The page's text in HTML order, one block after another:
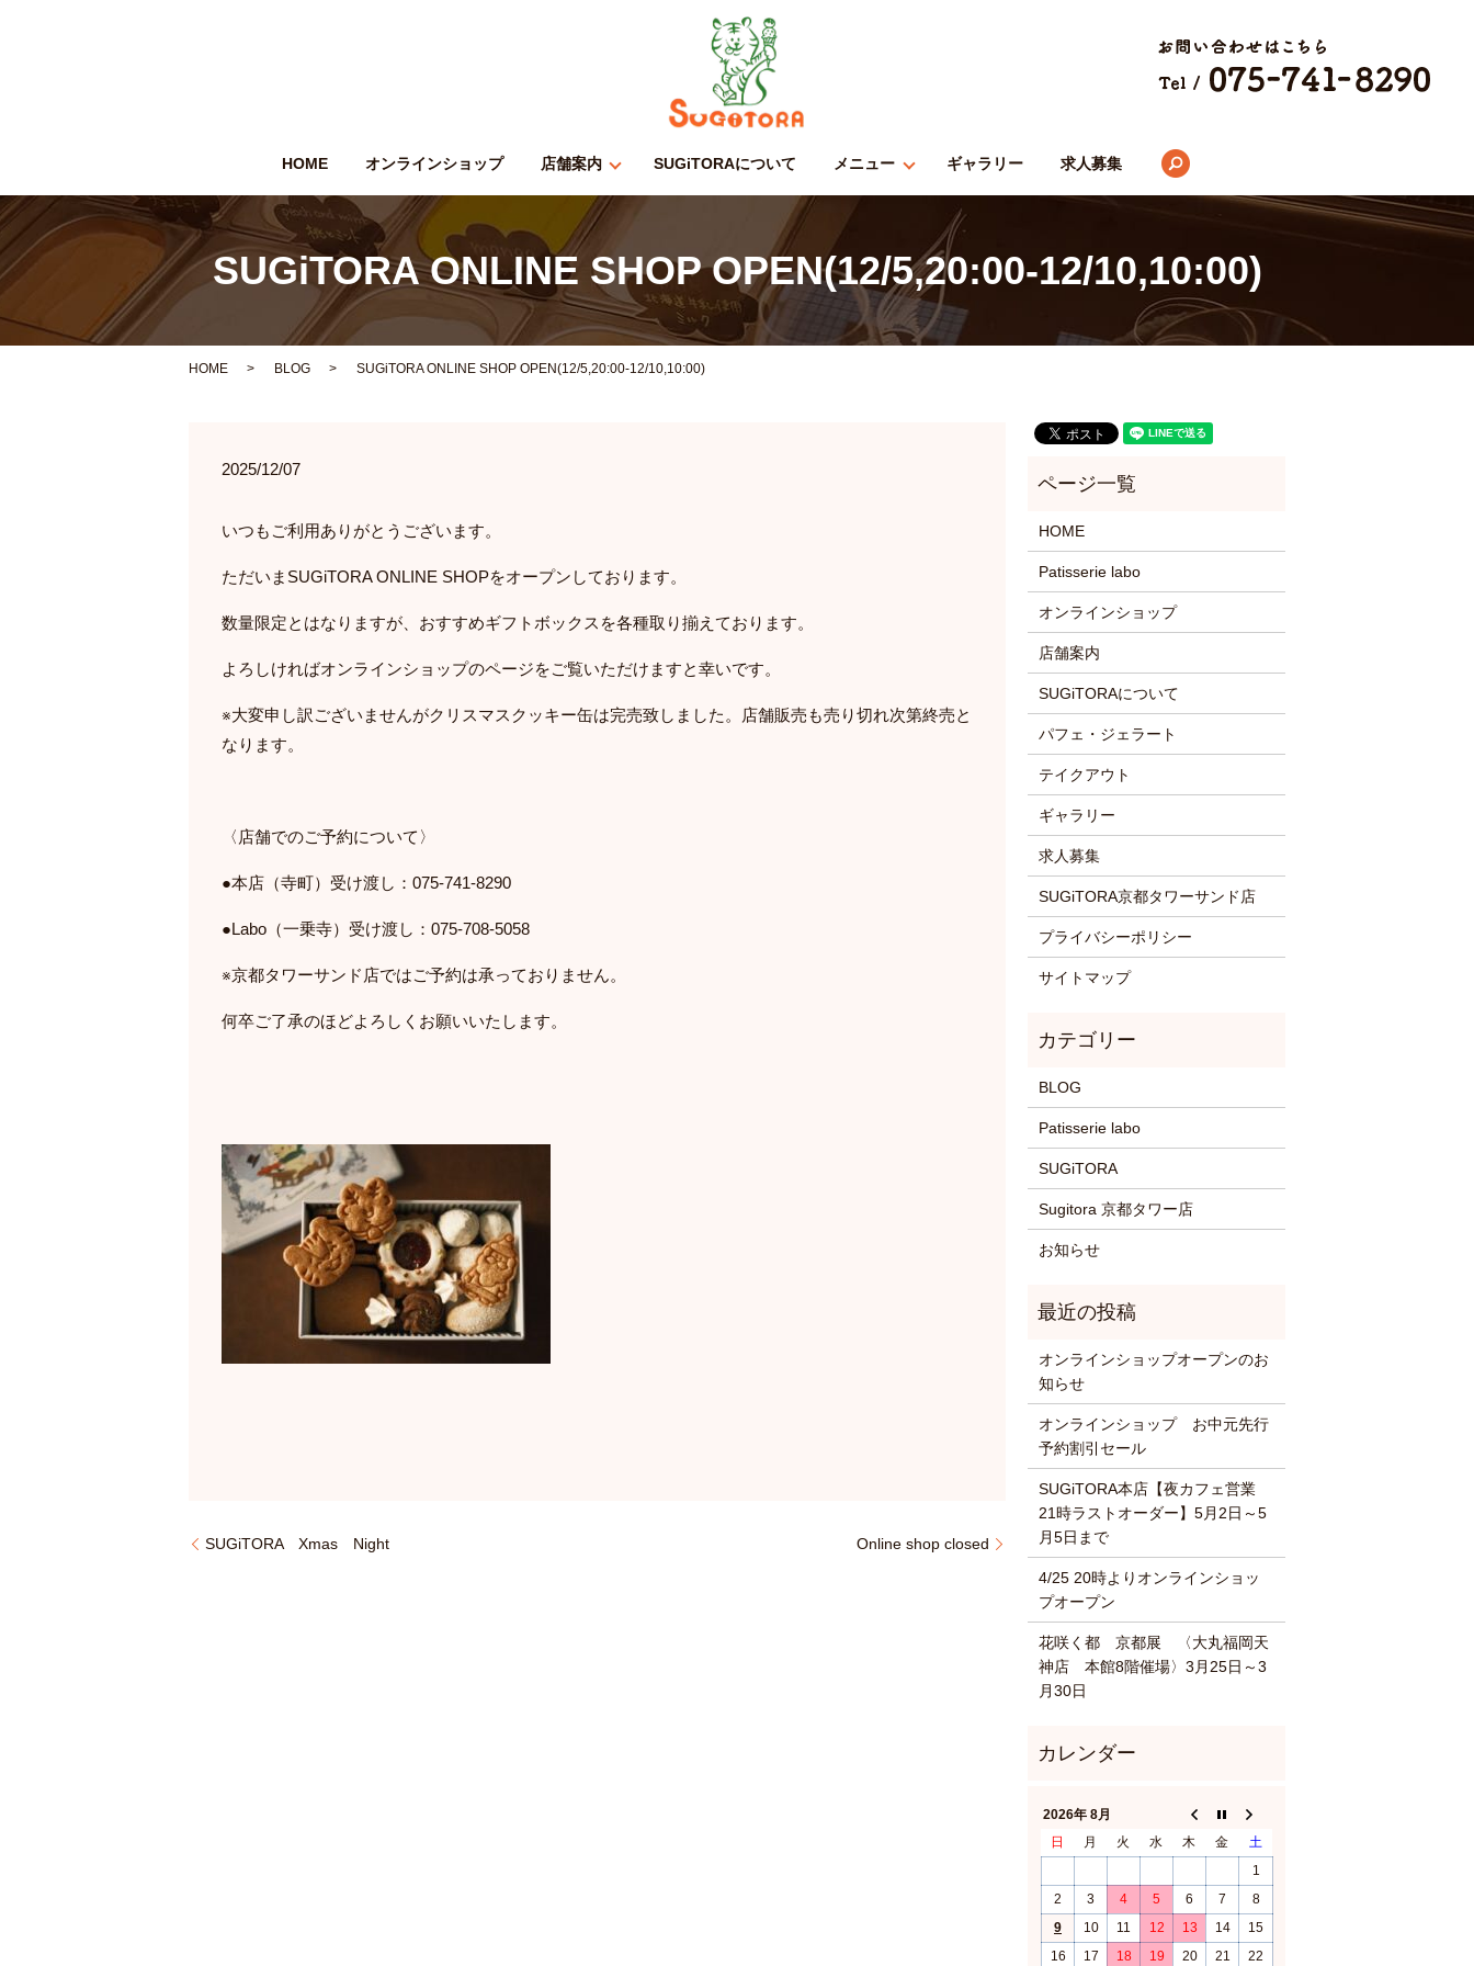
HOME オンラインショップ 店舗案内 SUGiTORAについて メニュー ギャラリー 求人募集
SUGiTORA ONLINE SHOP OPEN(12/5,20:00-12/10,10:00)
HOME BLOG SUGiTORA ONLINE SHOP OPEN(12/5,20:00-12/10,10:00)
2025/12/07
いつもご利用ありがとうございます。
ただいまSUGiTORA ONLINE SHOPをオープンしております。
数量限定とはなりますが、おすすめギフトボックスを各種取り揃えております。
よろしければオンラインショップのページをご覧いただけますと幸いです。
※大変申し訳ございませんがクリスマスクッキー缶は完売致しました。店舗販売も売り切れ次第終売と
なります。
〈店舗でのご予約について〉
●本店（寺町）受け渡し：075-741-8290
●Labo（一乗寺）受け渡し：075-708-5058
※京都タワーサンド店ではご予約は承っておりません。
何卒ご了承のほどよろしくお願いいたします。
SUGiTORA Xmas Night Online shop closed
HOME
Patisserie labo
オンラインショップ
店舗案内
SUGiTORAについて
パフェ・ジェラート
テイクアウト
ギャラリー
求人募集
SUGiTORA京都タワーサンド店
プライバシーポリシー
サイトマップ
BLOG
Patisserie labo
SUGiTORA
Sugitora 京都タワー店
お知らせ
オンラインショップオープンのお
知らせ
オンラインショップ お中元先行
予約割引セール
SUGiTORA本店【夜カフェ営業
21時ラストオーダー】5月2日～5
月5日まで
4/25 20時よりオンラインショッ
プオープン
花咲く都 京都展 〈大丸福岡天
神店 本館8階催場〉3月25日～3
月30日
2026年 8月
日
月 火 水 木 金
土
1
2
3 4 5 6 7
8
9
10 11 12 13 14
15
16
17 18 19 20 21 22